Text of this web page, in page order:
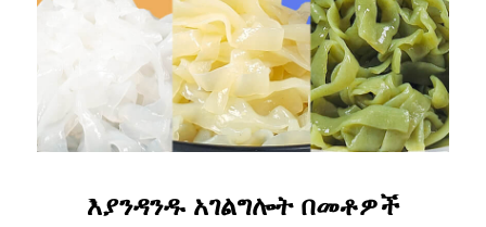
እያንዳንዱ አገልግሎት በመቶዎች